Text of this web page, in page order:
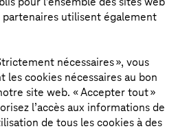
derrière notre usine d’IA sont
B200 et RTX Pro 6000),
et jusqu’à 500 billiards
par seconde. Nous avons ainsi
la puissance de calcul de
peu de temps. C’est donc une
partenaires utilisent également
nécessaires », vous
les cookies nécessaires au bon
site web. « Accepter tout »
l’accès aux informations de
de tous les cookies à des